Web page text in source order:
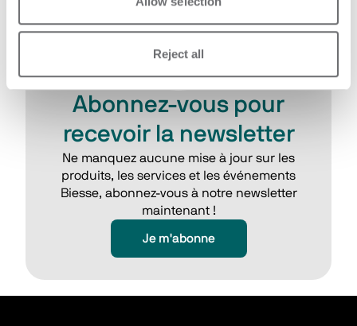
Reject all
Abonnez-vous pour
recevoir la newsletter
Ne manquez aucune mise à jour sur les
produits, les services et les événements
Biesse, abonnez-vous à notre newsletter
maintenant !
Je m'abonne